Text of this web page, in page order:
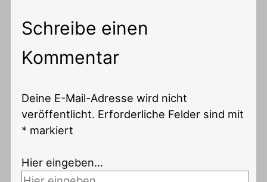
Schreibe einen
Kommentar
Deine E-Mail-Adresse wird nicht
veröffentlicht. Erforderliche Felder sind mit
* markiert
Hier eingeben…